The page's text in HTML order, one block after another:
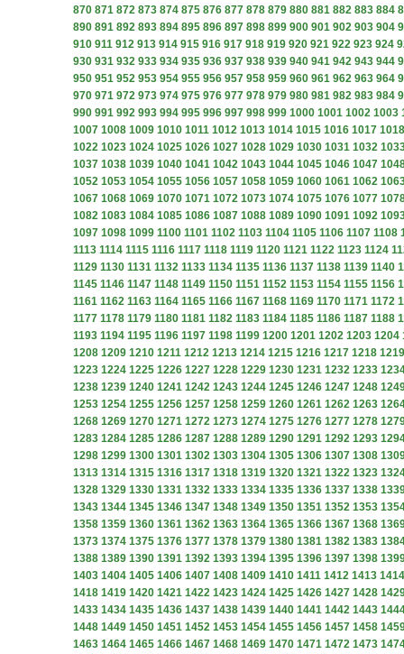
870 871 872 873 874 875 876 877 878 879 880 881 882 883 884
890 891 892 893 894 895 896 897 898 899 900 901 902 903 904
910 911 912 913 914 915 916 917 918 919 920 921 922 923 924
930 931 932 933 934 935 936 937 938 939 940 941 942 943 944
950 951 952 953 954 955 956 957 958 959 960 961 962 963 964
970 971 972 973 974 975 976 977 978 979 980 981 982 983 984
990 991 992 993 994 995 996 997 998 999 1000 1001 1002 1003
1007 1008 1009 1010 1011 1012 1013 1014 1015 1016 1017 1018
1022 1023 1024 1025 1026 1027 1028 1029 1030 1031 1032
1037 1038 1039 1040 1041 1042 1043 1044 1045 1046 1047
1052 1053 1054 1055 1056 1057 1058 1059 1060 1061 1062
1067 1068 1069 1070 1071 1072 1073 1074 1075 1076 1077
1082 1083 1084 1085 1086 1087 1088 1089 1090 1091 1092
1097 1098 1099 1100 1101 1102 1103 1104 1105 1106 1107 1108
1113 1114 1115 1116 1117 1118 1119 1120 1121 1122 1123 1124
1129 1130 1131 1132 1133 1134 1135 1136 1137 1138 1139 1140
1145 1146 1147 1148 1149 1150 1151 1152 1153 1154 1155 1156
1161 1162 1163 1164 1165 1166 1167 1168 1169 1170 1171 1172
1177 1178 1179 1180 1181 1182 1183 1184 1185 1186 1187 1188
1193 1194 1195 1196 1197 1198 1199 1200 1201 1202 1203 1204
1208 1209 1210 1211 1212 1213 1214 1215 1216 1217 1218 1219
1223 1224 1225 1226 1227 1228 1229 1230 1231 1232 1233
1238 1239 1240 1241 1242 1243 1244 1245 1246 1247 1248
1253 1254 1255 1256 1257 1258 1259 1260 1261 1262 1263
1268 1269 1270 1271 1272 1273 1274 1275 1276 1277 1278
1283 1284 1285 1286 1287 1288 1289 1290 1291 1292 1293
1298 1299 1300 1301 1302 1303 1304 1305 1306 1307 1308
1313 1314 1315 1316 1317 1318 1319 1320 1321 1322 1323
1328 1329 1330 1331 1332 1333 1334 1335 1336 1337 1338
1343 1344 1345 1346 1347 1348 1349 1350 1351 1352 1353
1358 1359 1360 1361 1362 1363 1364 1365 1366 1367 1368
1373 1374 1375 1376 1377 1378 1379 1380 1381 1382 1383
1388 1389 1390 1391 1392 1393 1394 1395 1396 1397 1398
1403 1404 1405 1406 1407 1408 1409 1410 1411 1412 1413 1414
1418 1419 1420 1421 1422 1423 1424 1425 1426 1427 1428
1433 1434 1435 1436 1437 1438 1439 1440 1441 1442 1443
1448 1449 1450 1451 1452 1453 1454 1455 1456 1457 1458
1463 1464 1465 1466 1467 1468 1469 1470 1471 1472 1473